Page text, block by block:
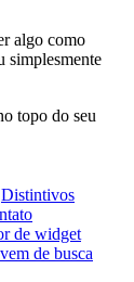
algo como
simplesmente
topo do seu
Distintivos
de widget
de busca